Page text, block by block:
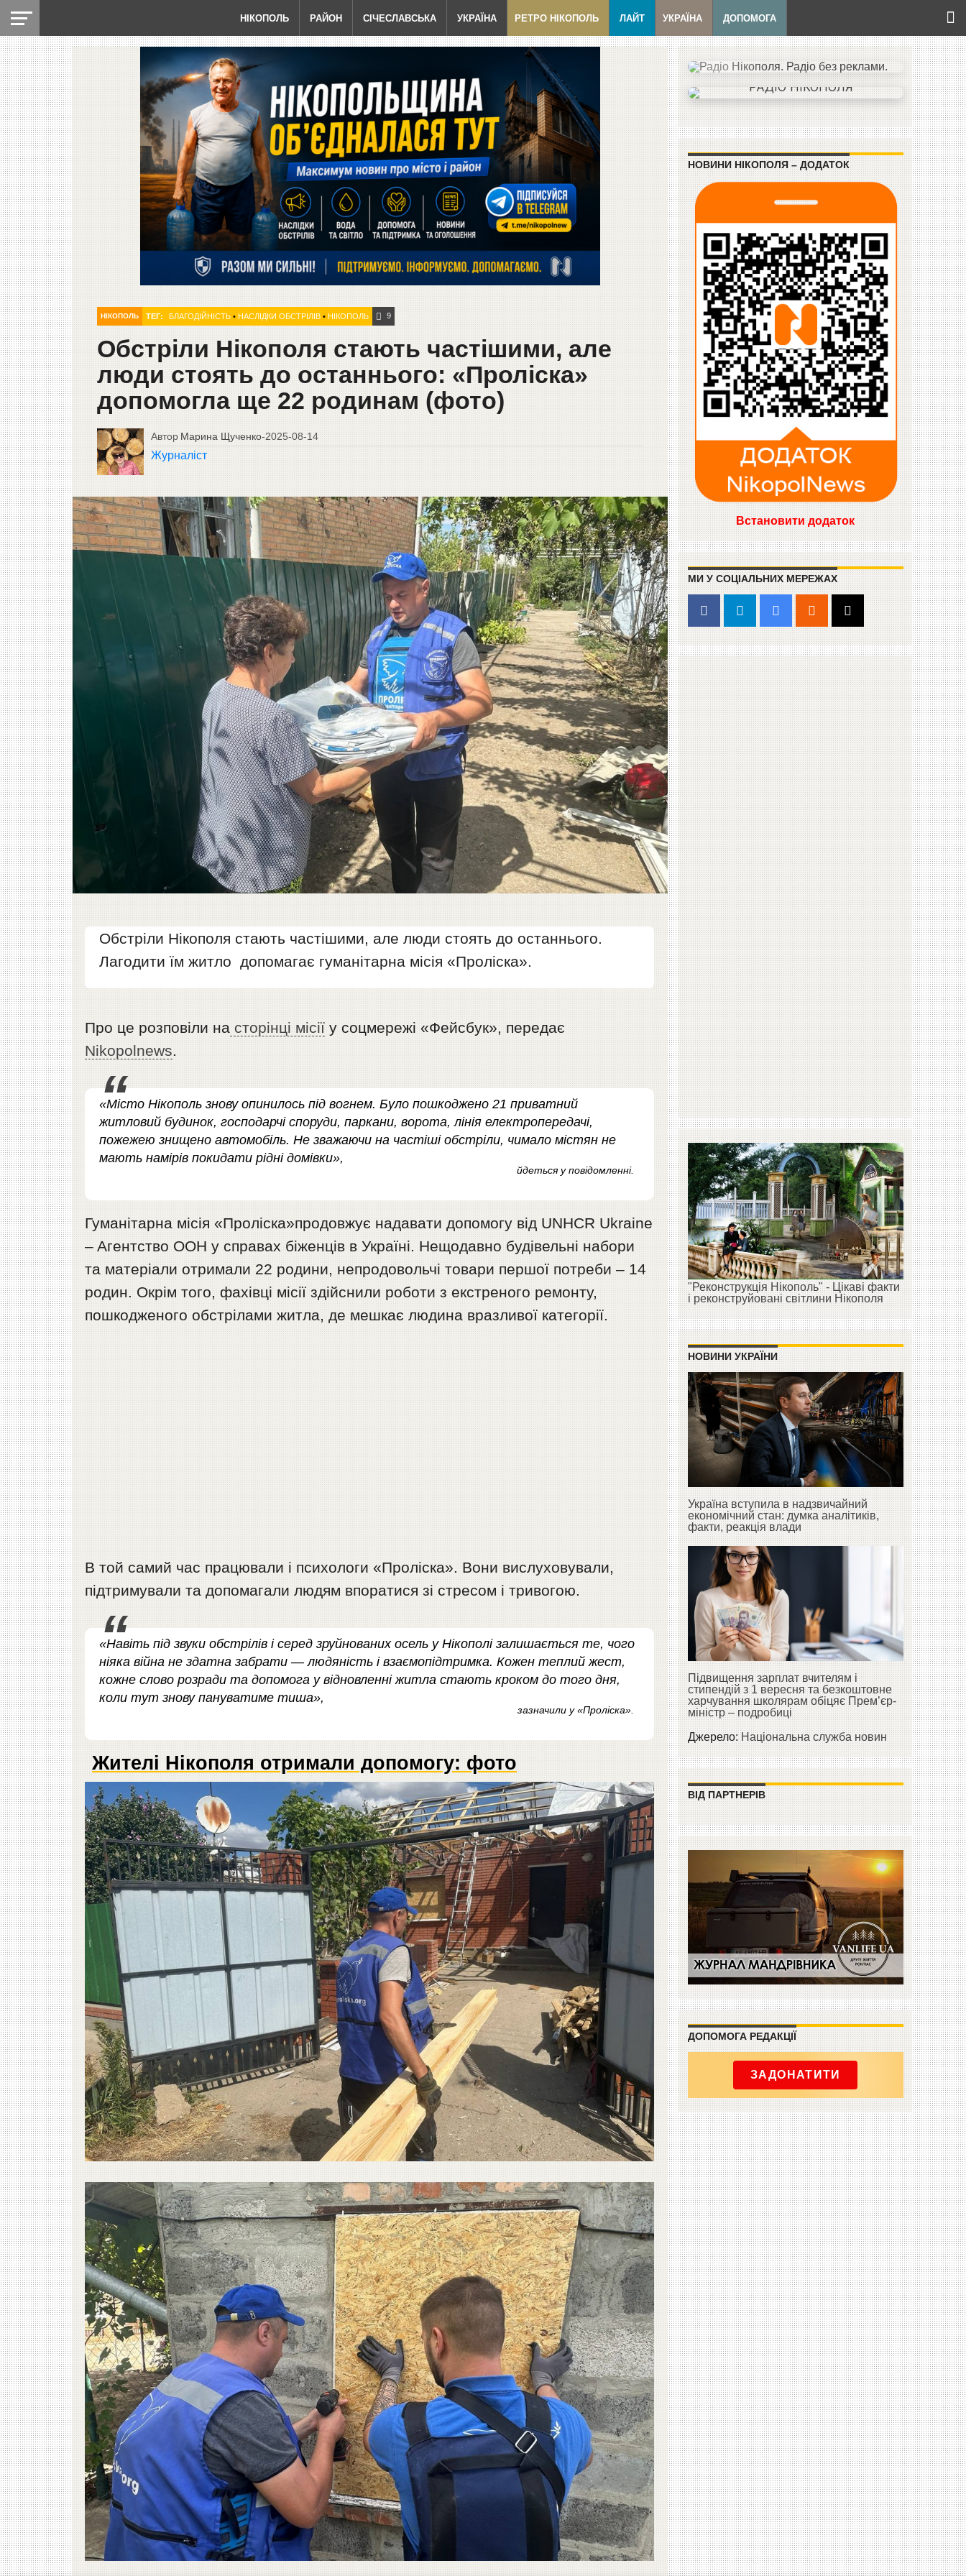
НІКОПОЛЬ РАЙОН СІЧЕСЛАВСЬКА УКРАЇНА РЕТРО НІКОПОЛЬ ЛАЙТ УКРАЇНА ДОПОМОГА
НІКОПОЛЬ ТЕГ: БЛАГОДІЙНІСТЬ• НАСЛІДКИ ОБСТРІЛІВ• НІКОПОЛЬ 9
Обстріли Нікополя стають частішими, але
люди стоять до останнього: «Проліска»
допомогла ще 22 родинам (фото)
Автор Марина Щученко-2025-08-14
Журналіст
Обстріли Нікополя стають частішими, але люди стоять до останнього.
Лагодити їм житло допомагає гуманітарна місія «Проліска».
Про це розповіли на сторінці місії у соцмережі «Фейсбук», передає
Nikopolnews.
«Місто Нікополь знову опинилось під вогнем. Було пошкоджено 21 приватний
житловий будинок, господарчі споруди, паркани, ворота, лінія електропередачі,
пожежею знищено автомобіль. Не зважаючи на частіші обстріли, чимало містян не
мають намірів покидати рідні домівки»,
йдеться у повідомленні.
Гуманітарна місія «Проліска»продовжує надавати допомогу від UNHCR Ukraine
– Aгентство ООН у справах біженців в Україні. Нещодавно будівельні набори
та матеріали отримали 22 родини, непродовольчі товари першої потреби – 14
родин. Окрім того, фахівці місії здійснили роботи з екстреного ремонту,
пошкодженого обстрілами житла, де мешкає людина вразливої категорії.
В той самий час працювали і психологи «Проліска». Вони вислуховували,
підтримували та допомагали людям впоратися зі стресом і тривогою.
«Навіть під звуки обстрілів і серед зруйнованих осель у Нікополі залишається те, чого
ніяка війна не здатна забрати — людяність і взаємопідтримка. Кожен теплий жест,
кожне слово розради та допомога у відновленні житла стають кроком до того дня,
коли тут знову пануватиме тиша»,
зазначили у «Проліска».
Жителі Нікополя отримали допомогу: фото
НОВИНИ НІКОПОЛЯ – ДОДАТОК
Встановити додаток
МИ У СОЦІАЛЬНИХ МЕРЕЖАХ
"Реконструкція Нікополь" - Цікаві факти
і реконструйовані світлини Нікополя
НОВИНИ УКРАЇНИ
Україна вступила в надзвичайний
економічний стан: думка аналітиків,
факти, реакція влади
Підвищення зарплат вчителям і
стипендій з 1 вересня та безкоштовне
харчування школярам обіцяє Прем’єр-
міністр – подробиці
Джерело:Національна служба новин
ВІД ПАРТНЕРІВ
ДОПОМОГА РЕДАКЦІЇ
ЗАДОНАТИТИ